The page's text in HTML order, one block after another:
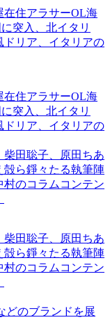
在住アラサーOL海
突入、北イタリ
ドリア、イタリアの
在住アラサーOL海
突入、北イタリ
ドリア、イタリアの
柴田聡子、原田ちあ
殻ら錚々たる執筆陣
のコラムコンテン
柴田聡子、原田ちあ
殻ら錚々たる執筆陣
のコラムコンテン
どのブランドを展